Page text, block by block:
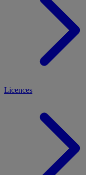
Licences